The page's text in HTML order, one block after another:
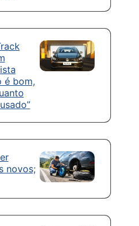
é bom,
novos;